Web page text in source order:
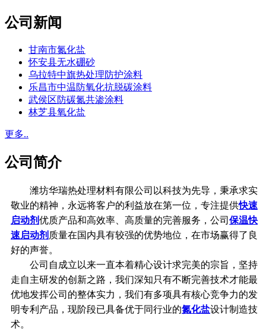
公司新闻
甘南市氮化盐
怀安县无水硼砂
乌拉特中旗热处理防护涂料
乐昌市中温防氧化抗脱碳涂料
武侯区防碳氮共渗涂料
林芝县氧化盐
更多..
公司简介
潍坊华瑞热处理材料有限公司以科技为先导，秉承求实
敬业的精神，永远将客户的利益放在第一位，专注提供快速
启动剂优质产品和高效率、高质量的完善服务，公司 保温快
速启动剂 质量在国内具有较强的优势地位，在市场赢得了良
好的声誉。
公司自成立以来一直本着精心设计求完美的宗旨，坚持
走自主研发的创新之路，我们深知只有不断完善技术才能最
优地发挥公司的整体实力，我们有多项具有核心竞争力的发
明专利产品，现阶段已具备优于同行业的氮化盐设计制造技
术。